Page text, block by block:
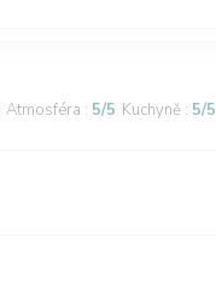
Atmosféra : 5/5 Kuchyně : 5/5